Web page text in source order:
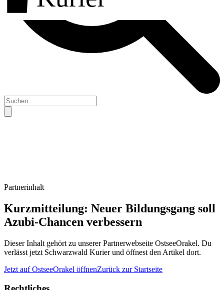
Partnerinhalt
Kurzmitteilung: Neuer Bildungsgang soll
Azubi-Chancen verbessern
Dieser Inhalt gehört zu unserer Partnerwebseite OstseeOrakel. Du
verlässt jetzt Schwarzwald Kurierund öffnest den Artikel dort.
Jetzt aufOstseeOrakel öffnenZurück zur Startseite